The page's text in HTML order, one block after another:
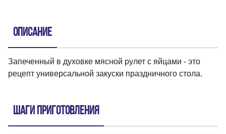
Описание
Запеченный в духовке мясной рулет с яйцами - это
рецепт универсальной закуски праздничного стола.
Шаги приготовления